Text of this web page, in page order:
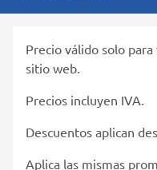
Precio válido solo
sitio web.
Precios incluyen IVA.
Descuentos aplican
Aplica las mismas